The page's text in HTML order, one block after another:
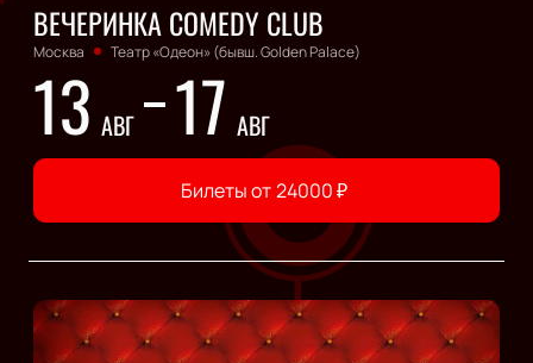
ВЕЧЕРИНКА COMEDY CLUB
Москва Театр «Одеон» (бывш. Golden Palace)
13 АВГ 17 АВГ
Билеты от24000₽